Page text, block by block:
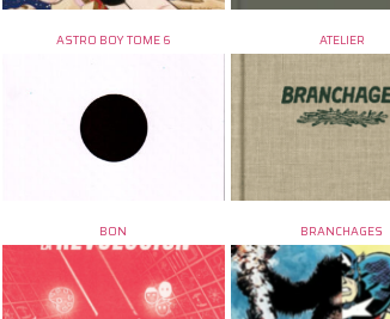
ASTRO BOY TOME 6 ATELIER
BON BRANCHAGES